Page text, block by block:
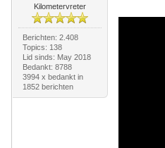
Kilometervreter
Berichten: 2.408
Topics: 138
Lid sinds: May 2018
Bedankt: 8788
3994 x bedankt in
1852 berichten